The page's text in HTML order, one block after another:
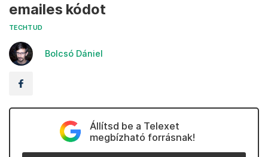
emailes kódot
TECHTUD
Bolcsó Dániel
Állítsd be a Telexet
megbízható forrásnak!